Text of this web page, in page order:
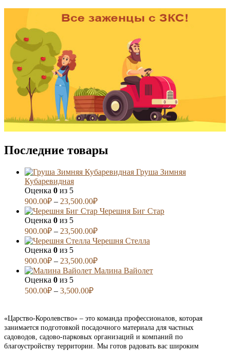
Последние товары
Груша Зимняя
Кубаревидная
Оценка 0 из 5
900.00₽ – 23,500.00₽
Черешня Биг Стар
Оценка 0 из 5
900.00₽ – 23,500.00₽
Черешня Стелла
Оценка 0 из 5
900.00₽ – 23,500.00₽
Малина Вайолет
Оценка 0 из 5
500.00₽ – 3,500.00₽
«Царство-Королевство» – это команда профессионалов, которая
занимается подготовкой посадочного материала для частных
садоводов, садово-парковых организаций и компаний по
благоустройству территории. Мы готов радовать вас широким